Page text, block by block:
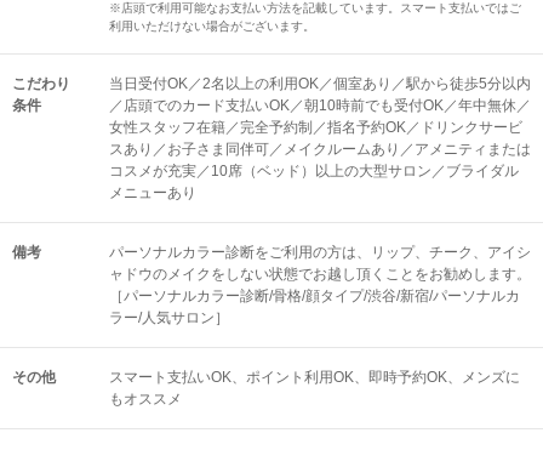
※店頭で利用可能なお支払い方法を記載しています。スマート支払いではご
利用いただけない場合がございます。
こだわり
条件
当日受付OK／2名以上の利用OK／個室あり／駅から徒歩5分以内
／店頭でのカード支払いOK／朝10時前でも受付OK／年中無休／
女性スタッフ在籍／完全予約制／指名予約OK／ドリンクサービ
スあり／お子さま同伴可／メイクルームあり／アメニティまたは
コスメが充実／10席（ベッド）以上の大型サロン／ブライダル
メニューあり
備考
パーソナルカラー診断をご利用の方は、リップ、チーク、アイシ
ャドウのメイクをしない状態でお越し頂くことをお勧めします。
［パーソナルカラー診断/骨格/顔タイプ/渋谷/新宿/パーソナルカ
ラー/人気サロン］
その他 スマート支払いOK ポイント利用OK 即時予約OK
メンズに
もオススメ